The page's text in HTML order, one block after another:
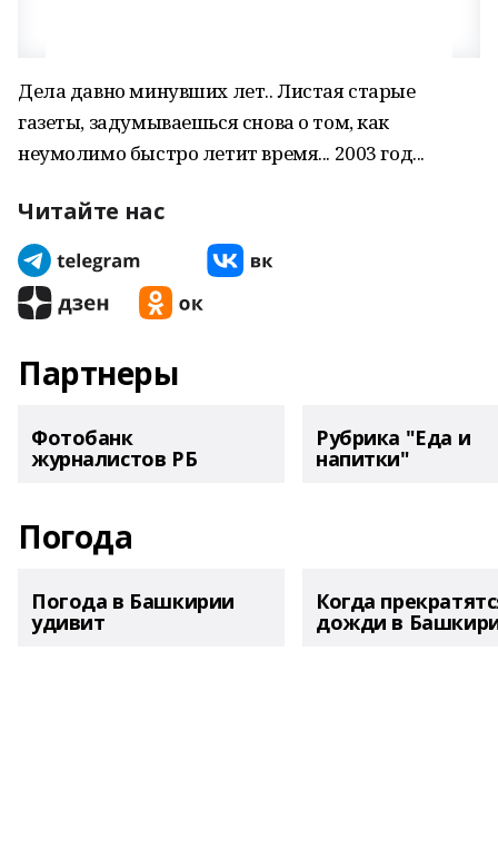
Дела давно минувших лет.. Листая старые
газеты, задумываешься снова о том, как
неумолимо быстро летит время... 2003 год...
Читайте нас
Партнеры
Фотобанк
журналистов РБ
Рубрика "Еда и
напитки"
Погода
Погода в Башкирии
удивит
Когда
дожди в